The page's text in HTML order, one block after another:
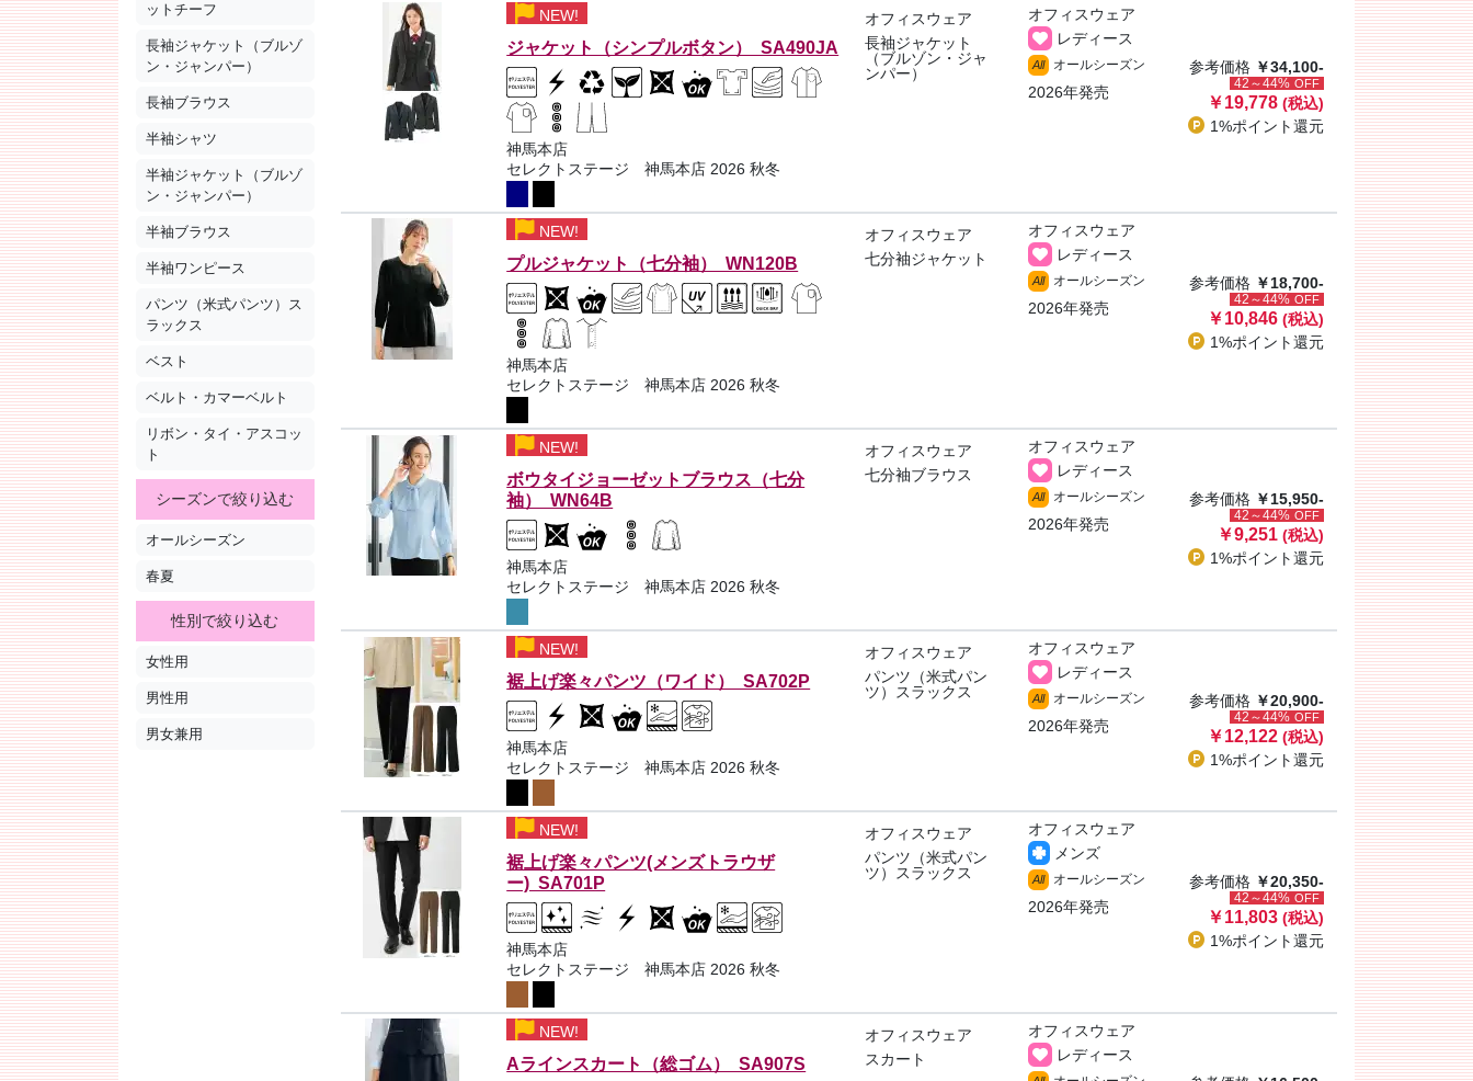
ットチーフ
長袖ジャケット（ブルゾ
ン・ジャンパー）
長袖ブラウス
半袖シャツ
半袖ジャケット（ブルゾ
ン・ジャンパー）
半袖ブラウス
半袖ワンピース
パンツ（米式パンツ）ス
ラックス
ベスト
ベルト・カマーベルト
リボン・タイ・アスコッ
ト
シーズンで絞り込む
オールシーズン
春夏
性別で絞り込む
女性用
男性用
男女兼用
NEW!
ジャケット（シンプルボタン） SA490JA
神馬本店
セレクトステージ 神馬本店 2026 秋冬
オフィスウェア
長袖ジャケット
（ブルゾン・ジャ
ンパー）
オフィスウェア
レディース
All オールシーズン
2026年発売
参考価格 ￥34,100-
42～44% OFF
￥19,778 (税込)
1%ポイント還元
NEW!
プルジャケット（七分袖） WN120B
神馬本店
セレクトステージ 神馬本店 2026 秋冬
オフィスウェア
七分袖ジャケット
オフィスウェア
レディース
All オールシーズン
2026年発売
参考価格 ￥18,700-
42～44% OFF
￥10,846 (税込)
1%ポイント還元
NEW!
ボウタイジョーゼットブラウス（七分
袖） WN64B
神馬本店
セレクトステージ 神馬本店 2026 秋冬
オフィスウェア
七分袖ブラウス
オフィスウェア
レディース
All オールシーズン
2026年発売
参考価格 ￥15,950-
42～44% OFF
￥9,251 (税込)
1%ポイント還元
NEW!
裾上げ楽々パンツ（ワイド） SA702P
神馬本店
セレクトステージ 神馬本店 2026 秋冬
オフィスウェア
パンツ（米式パン
ツ）スラックス
オフィスウェア
レディース
All オールシーズン
2026年発売
参考価格 ￥20,900-
42～44% OFF
￥12,122 (税込)
1%ポイント還元
NEW!
裾上げ楽々パンツ(メンズトラウザ
ー) SA701P
神馬本店
セレクトステージ 神馬本店 2026 秋冬
オフィスウェア
パンツ（米式パン
ツ）スラックス
オフィスウェア
メンズ
All オールシーズン
2026年発売
参考価格 ￥20,350-
42～44% OFF
￥11,803 (税込)
1%ポイント還元
NEW!
Aラインスカート（総ゴム） SA907S
オフィスウェア
スカート
オフィスウェア
レディース